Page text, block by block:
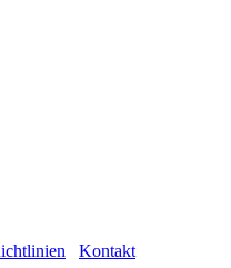
Kontakt